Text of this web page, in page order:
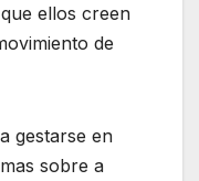
ellos creen
de
gestarse en
sobre a